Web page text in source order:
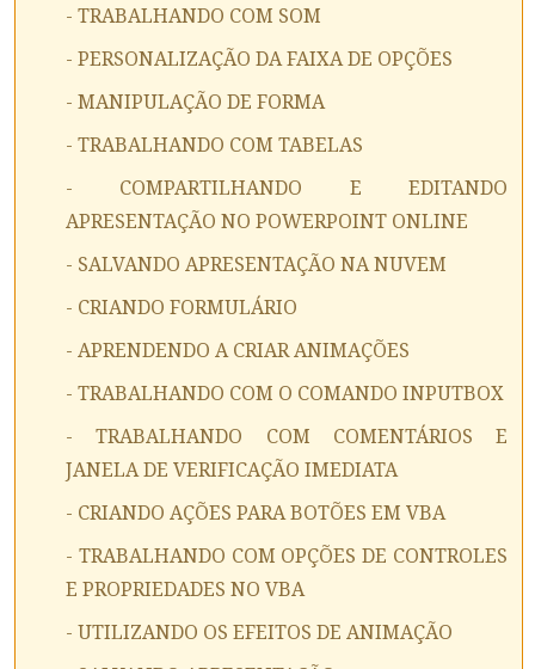
- TRABALHANDO COM SOM
- PERSONALIZAÇÃO DA FAIXA DE OPÇÕES
- MANIPULAÇÃO DE FORMA
- TRABALHANDO COM TABELAS
- COMPARTILHANDO E EDITANDO
APRESENTAÇÃO NO POWERPOINT ONLINE
- SALVANDO APRESENTAÇÃO NA NUVEM
- CRIANDO FORMULÁRIO
- APRENDENDO A CRIAR ANIMAÇÕES
- TRABALHANDO COM O COMANDO INPUTBOX
- TRABALHANDO COM COMENTÁRIOS E
JANELA DE VERIFICAÇÃO IMEDIATA
- CRIANDO AÇÕES PARA BOTÕES EM VBA
- TRABALHANDO COM OPÇÕES DE CONTROLES
E PROPRIEDADES NO VBA
- UTILIZANDO OS EFEITOS DE ANIMAÇÃO